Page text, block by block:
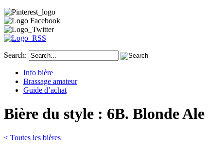
Search:
Info bière
Brassage amateur
Guide d’achat
Bière du style : 6B. Blonde Ale
< Toutes les bières